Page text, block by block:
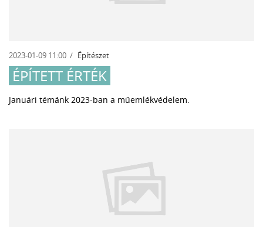
2023-01-09 11:00 Építészet
ÉPÍTETT ÉRTÉK
Januári témánk 2023-ban a műemlékvédelem.